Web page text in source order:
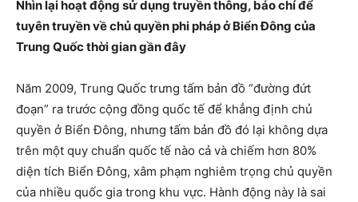
Nhìn lại hoạt động sử dụng truyền thông, báo chí để
tuyên truyền về chủ quyền phi pháp ở Biển Đông của
Trung Quốc thời gian gần đây
Năm 2009, Trung Quốc trưng tấm bản đồ “đường đứt
đoạn” ra trước cộng đồng quốc tế để khẳng định chủ
quyền ở Biển Đông, nhưng tấm bản đồ đó lại không dựa
trên một quy chuẩn quốc tế nào cả và chiếm hơn 80%
diện tích Biển Đông, xâm phạm nghiêm trọng chủ quyền
của nhiều quốc gia trong khu vực. Hành động này là sai